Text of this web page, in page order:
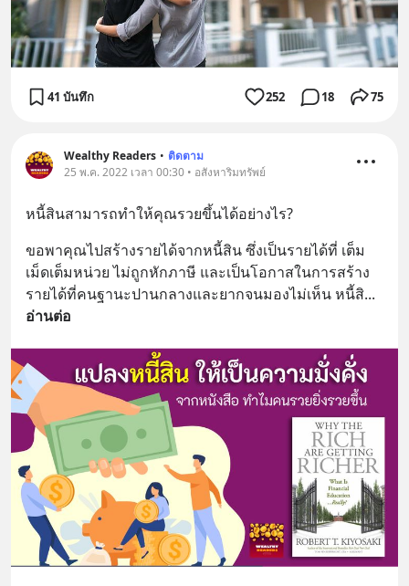
41 บันทึก 252 18 75
Wealthy Readers • ติดตาม
25 พ.ค. 2022 เวลา 00:30 • อสังหาริมทรัพย์
หนี้สินสามารถทำให้คุณรวยขึ้นได้อย่างไร?
ขอพาคุณไปสร้างรายได้จากหนี้สิน ซึ่งเป็นรายได้ที่ เต็ม
เม็ดเต็มหน่วย ไม่ถูกหักภาษี และเป็นโอกาสในการสร้าง
รายได้ที่คนฐานะปานกลางและยากจนมองไม่เห็น หนี้สิ
อ่านต่อ